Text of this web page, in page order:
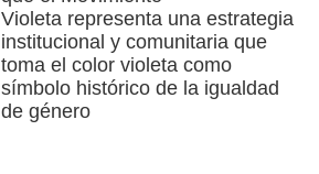
Violeta representa una estrategia
institucional y comunitaria que
toma el color violeta como
símbolo histórico de la igualdad
de género